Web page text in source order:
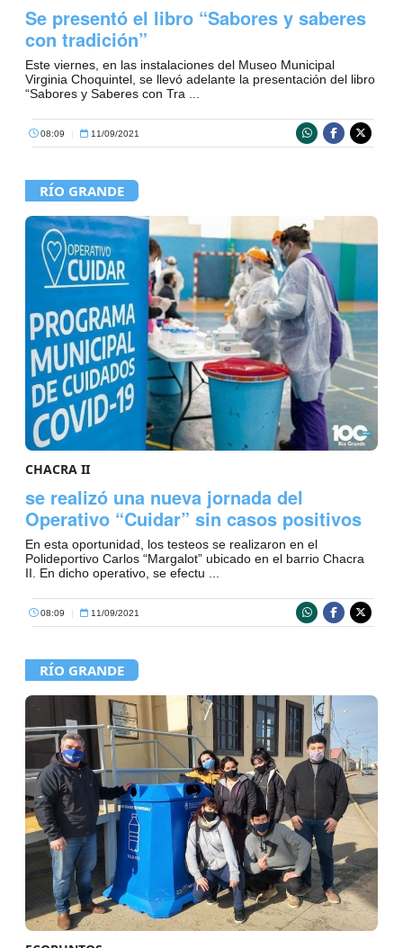
Se presentó el libro “Sabores y saberes
con tradición”
Este viernes, en las instalaciones del Museo Municipal
Virginia Choquintel, se llevó adelante la presentación del libro
“Sabores y Saberes con Tra ...
08:09 | 11/09/2021
RÍO GRANDE
CHACRA II
se realizó una nueva jornada del
Operativo “Cuidar” sin casos positivos
En esta oportunidad, los testeos se realizaron en el
Polideportivo Carlos “Margalot” ubicado en el barrio Chacra
II. En dicho operativo, se efectu ...
08:09 | 11/09/2021
RÍO GRANDE